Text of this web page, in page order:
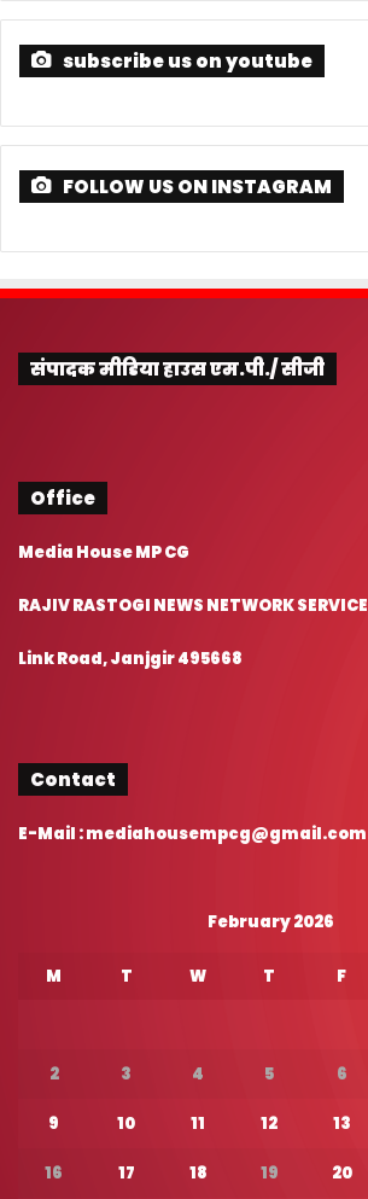
subscribe us on youtube
FOLLOW US ON INSTAGRAM
संपादक मीडिया हाउस एम.पी./ सीजी
Office
Media House MP CG
RAJIV RASTOGI NEWS NETWORK SERVICE
Link Road, Janjgir 495668
Contact
E-Mail : mediahousempcg@gmail.com
February 2026
M T W T F
2 3 4 5 6
9 10 11 12 13
16 17 18 19 20